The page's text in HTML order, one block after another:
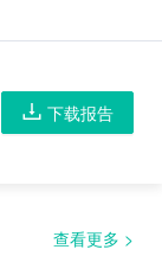
下载报告
查看更多 >